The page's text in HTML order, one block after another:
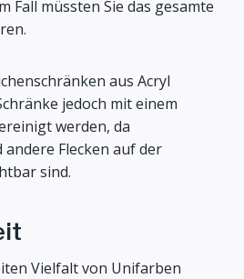
Fall müssten Sie das gesamte
aus Acryl
jedoch mit einem
werden, da
Flecken auf der
sind.
Vielfalt von Unifarben